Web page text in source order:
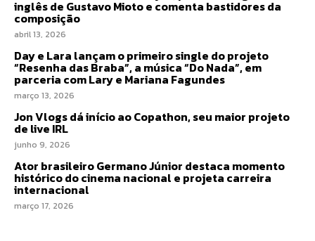
inglês de Gustavo Mioto e comenta bastidores da
composição
abril 13, 2026
Day e Lara lançam o primeiro single do projeto
“Resenha das Braba”, a música “Do Nada”, em
parceria com Lary e Mariana Fagundes
março 13, 2026
Jon Vlogs dá início ao Copathon, seu maior projeto
de live IRL
junho 9, 2026
Ator brasileiro Germano Júnior destaca momento
histórico do cinema nacional e projeta carreira
internacional
março 17, 2026